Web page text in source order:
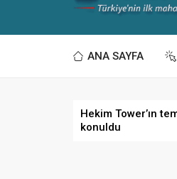
ANA SAYFA
Hekim Tower’ın
konuldu